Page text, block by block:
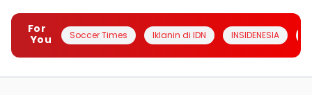
For
You
Soccer Times Iklanin di IDN INSIDENESIA